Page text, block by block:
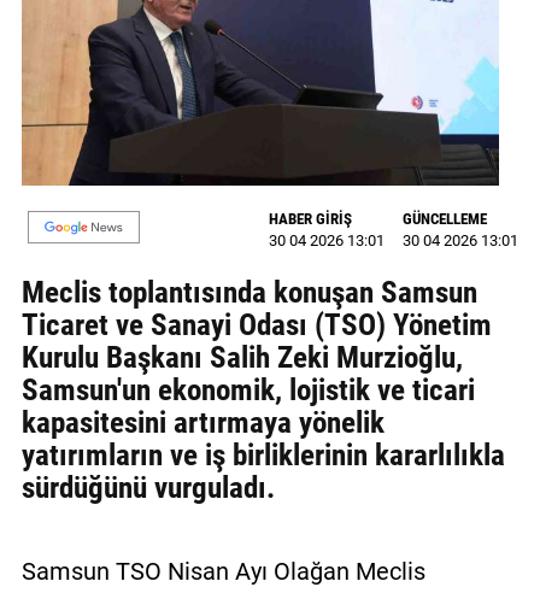
MAGAZİN
GALERİ
VİDEO
BİZE
ULAŞIN
Künye
İletişim
Gizlilik
Politikası
HABER GİRİŞ
30 04 2026 13:01
GÜNCELLEME
30 04 2026 13:01
Meclis toplantısında konuşan Samsun
Ticaret ve Sanayi Odası (TSO) Yönetim
Kurulu Başkanı Salih Zeki Murzioğlu,
Samsun'un ekonomik, lojistik ve ticari
kapasitesini artırmaya yönelik
yatırımların ve iş birliklerinin kararlılıkla
sürdüğünü vurguladı.
Samsun TSO Nisan Ayı Olağan Meclis